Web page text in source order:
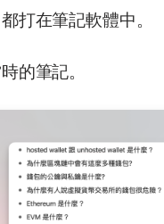
打在筆記軟體中。
的筆記。